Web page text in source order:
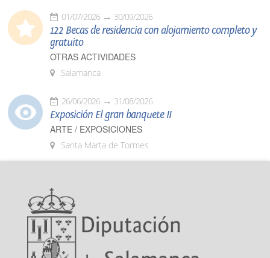
01/07/2026 30/09/2026
122 Becas de residencia con alojamiento completo y
gratuito
OTRAS ACTIVIDADES
Salamanca
26/06/2026 31/08/2026
Exposición El gran banquete II
ARTE / EXPOSICIONES
Santa Marta de Tormes